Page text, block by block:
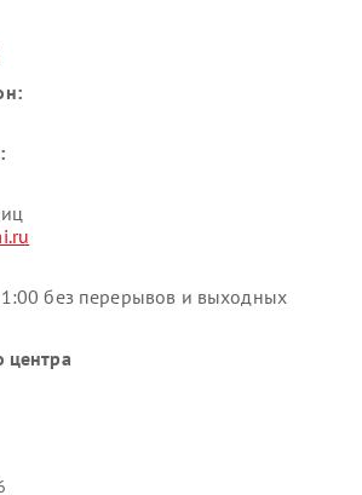
без перерывов и выходных
центра